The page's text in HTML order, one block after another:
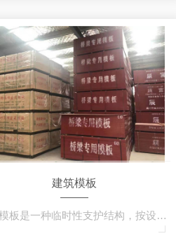
建筑模板
建筑模板是一种临时性支护结构，按设计要求制…